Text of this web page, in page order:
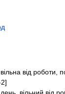
від роботи,